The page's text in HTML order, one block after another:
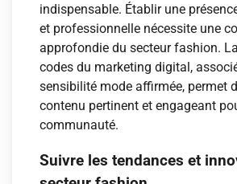
indispensable. Établir une
et professionnelle nécessite une
approfondie du secteur fashion.
codes du marketing digital,
sensibilité mode affirmée, permet
contenu pertinent et engageant
communauté.
Suivre les tendances et